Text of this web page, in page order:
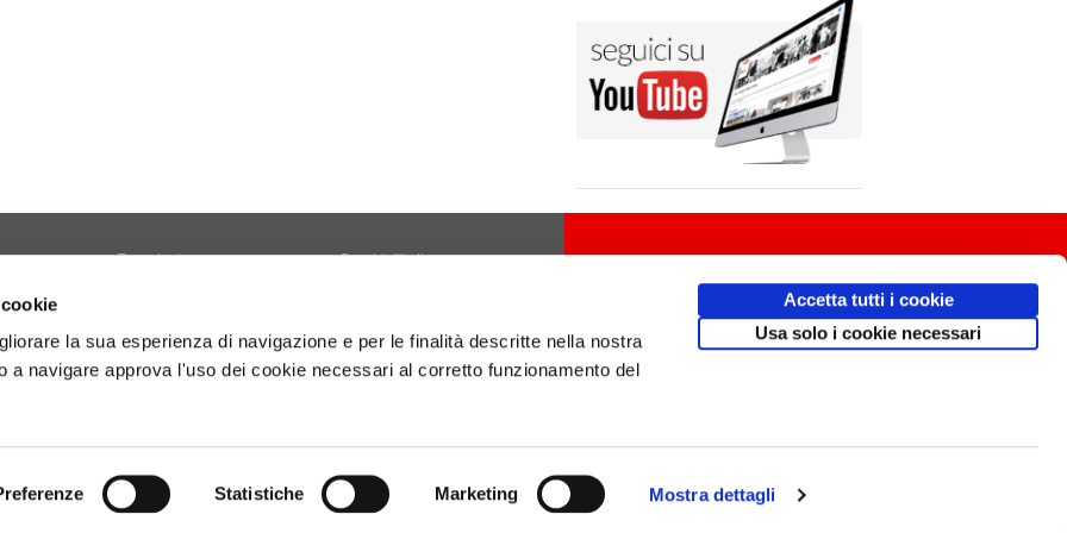
la sua esperienza di navigazione e per le finalità descritte nella nostra
a navigare approva l'uso dei cookie necessari al corretto funzionamento del
Statistiche Marketing Mostra dettagli
Accetta tutti i cookie
Usa solo i cookie necessari
Tecnologia
Diario di Viaggio
Attività
Borghi d'Italia
Copertina
01160141006.
Design communication.it/ Mobile friendly